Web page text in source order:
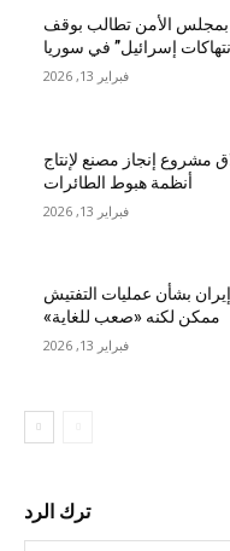
بمجلس الأمن تطالب بوقف
إسرائيل” في سوريا
فبراير 13, 2026
مشروع إنجاز مصنع لإنتاج
أنظمة هبوط الطائرات
فبراير 13, 2026
بشأن عمليات التفتيش
ممكن لكنه «صعب للغاية»
فبراير 13, 2026
ترك الرد